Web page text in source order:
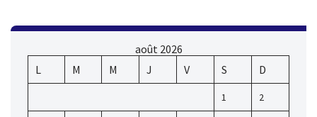
août 2026
L
M M J V S D
1 2